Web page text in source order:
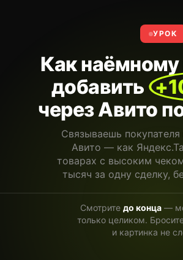
УРОК
Как наёмному
добавить
через Авито
Связываешь
Авито — как
товарах с высоким
тысяч за одну сделку,
Смотрите до конца—
только целиком.
и картинка не